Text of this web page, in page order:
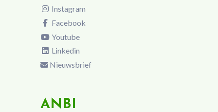
Instagram
Facebook
Youtube
Linkedin
Nieuwsbrief
ANBI